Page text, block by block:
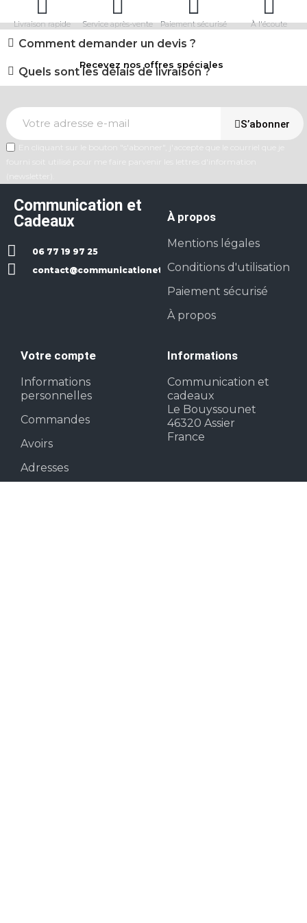
Livraison rapide Service après-vente Paiement sécurisé À l'écoute
Comment demander un devis ?
Quels sont les délais de livraison ?
Recevez nos offres spéciales
S’abonner
Communication et
Cadeaux
06 77 19 97 25
contact@communicationetcadeaux.fr
À propos
Mentions légales
Conditions d'utilisation
Paiement sécurisé
À propos
Votre compte
Informations
personnelles
Commandes
Avoirs
Adresses
Informations
Communication et
cadeaux
Le Bouyssounet
46320 Assier
France